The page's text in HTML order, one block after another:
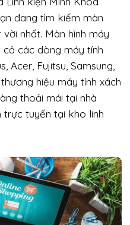
đang tìm kiếm màn
nhất. Màn hình máy
các dòng máy tính
Acer, Fujitsu, Samsung,
hiệu máy tính xách
thoải mái tại nhà
trực tuyến tại kho linh